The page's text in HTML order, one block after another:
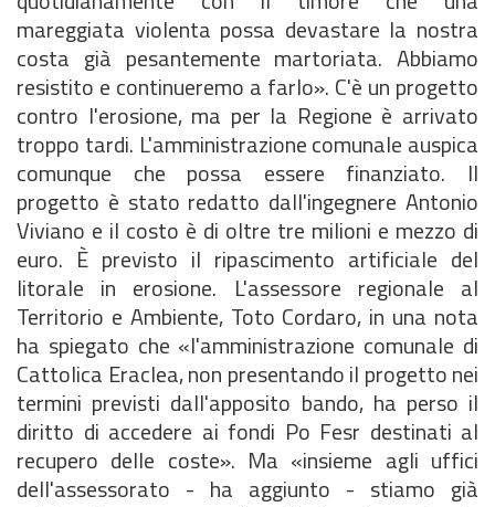
mareggiata violenta possa devastare la nostra
costa già pesantemente martoriata. Abbiamo
resistito e continueremo a farlo». C'è un progetto
contro l'erosione, ma per la Regione è arrivato
troppo tardi. L'amministrazione comunale auspica
comunque che possa essere finanziato. Il
progetto è stato redatto dall'ingegnere Antonio
Viviano e il costo è di oltre tre milioni e mezzo di
euro. È previsto il ripascimento artificiale del
litorale in erosione. L'assessore regionale al
Territorio e Ambiente, Toto Cordaro, in una nota
ha spiegato che «l'amministrazione comunale di
Cattolica Eraclea, non presentando il progetto nei
termini previsti dall'apposito bando, ha perso il
diritto di accedere ai fondi Po Fesr destinati al
recupero delle coste». Ma «insieme agli uffici
dell'assessorato - ha aggiunto - stiamo già